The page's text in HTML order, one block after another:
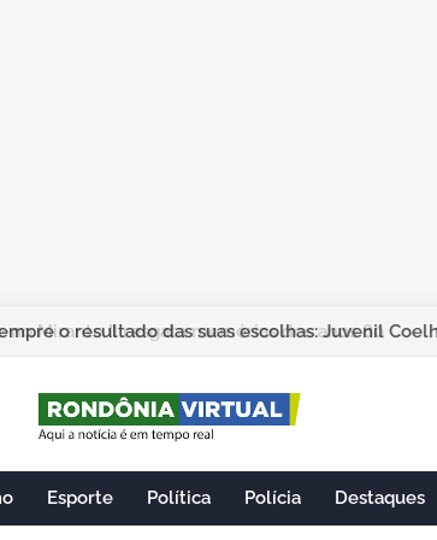
o resultado das suas escolhas: Juvenil
Esporte Política Polícia Destaques